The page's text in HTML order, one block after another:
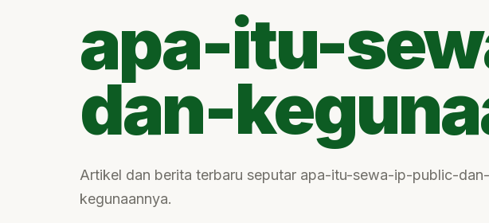
apa-itu-
dan-
Artikel dan berita terbaru seputar apa-itu-sewa-ip-public-dan-
kegunaannya.